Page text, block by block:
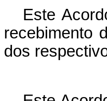
Este
recebimento
dos